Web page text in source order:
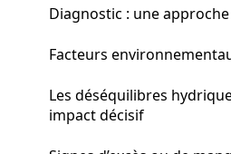
Diagnostic : une
Facteurs
Les déséquilibres
impact décisif